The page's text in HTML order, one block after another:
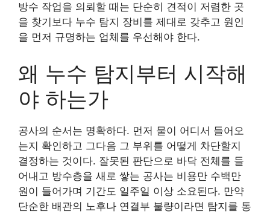
방수 작업을 의뢰할 때는 단순히 견적이 저렴한 곳
을 찾기보다 누수 탐지 장비를 제대로 갖추고 원인
을 먼저 규명하는 업체를 우선해야 한다.
왜 누수 탐지부터 시작해
야 하는가
공사의 순서는 명확하다. 먼저 물이 어디서 들어오
는지 확인하고 그다음 그 부위를 어떻게 차단할지
결정하는 것이다. 잘못된 판단으로 바닥 전체를 들
어내고 방수층을 새로 쌓는 공사는 비용만 수백만
원이 들어가며 기간도 일주일 이상 소요된다. 만약
단순한 배관의 노후나 연결부 불량이라면 탐지를 통